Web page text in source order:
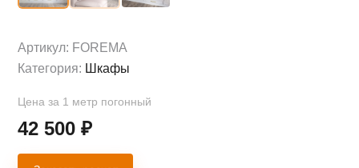
Артикул: FOREMA
Категория: Шкафы
Цена за 1 метр погонный
42 500₽